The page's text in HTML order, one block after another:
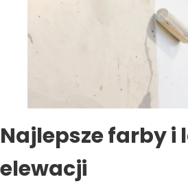
Najlepsze farby i
elewacji